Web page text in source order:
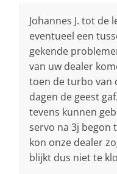
Johannes J. tot de
eventueel een
gekende
van uw dealer
toen de turbo van
dagen de geest
tevens kunnen
servo na 3j begon
kon onze dealer
blijkt dus niet te